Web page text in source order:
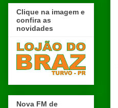
Clique na imagem e
confira as
novidades
Nova FM de